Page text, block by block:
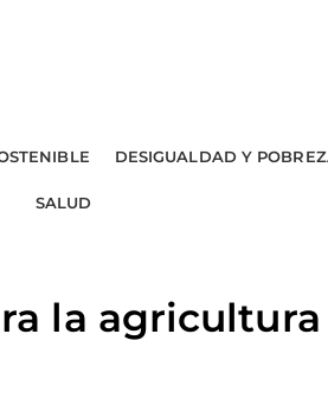
DESIGUALDAD Y
SALUD
la